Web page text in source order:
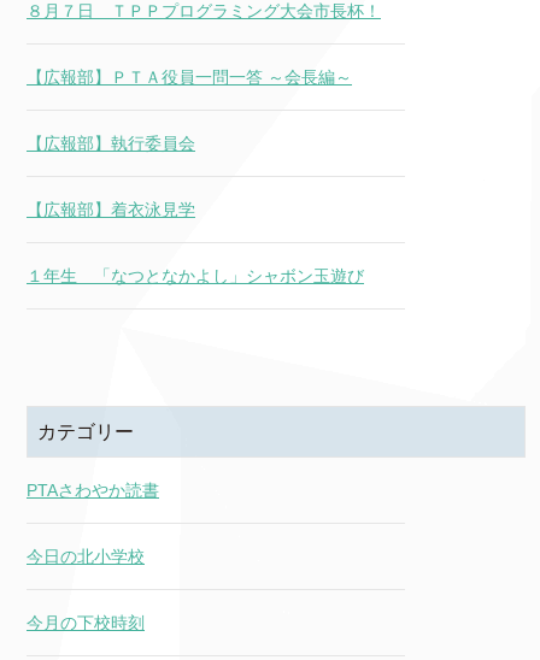
８月７日 ＴＰＰプログラミング大会市長杯！
【広報部】ＰＴＡ役員一問一答 ～会長編～
【広報部】執行委員会
【広報部】着衣泳見学
１年生 「なつとなかよし」シャボン玉遊び
カテゴリー
PTAさわやか読書
今日の北小学校
今月の下校時刻